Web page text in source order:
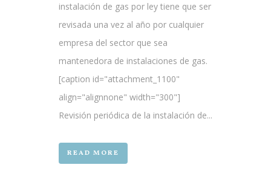
instalación de gas por ley tiene que ser
revisada una vez al año por cualquier
empresa del sector que sea
mantenedora de instalaciones de gas.
[caption id="attachment_1100"
align="alignnone" width="300"]
Revisión periódica de la instalación de...
READ MORE